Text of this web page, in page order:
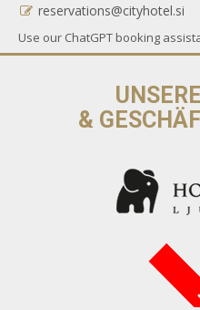
reservations@cityhotel.si
Use our ChatGPT booking
&